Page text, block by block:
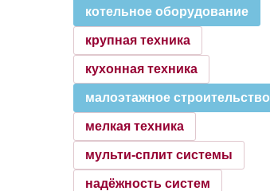
котельное оборудование
крупная техника
кухонная техника
малоэтажное строительство
мелкая техника
мульти-сплит системы
надёжность систем